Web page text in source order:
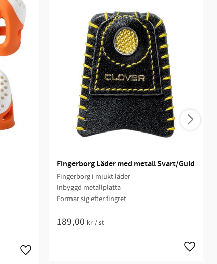
Fingerborg Läder med metall Svart/Guld
Fingerborg i mjukt läder
Inbyggd metallplatta
Formar sig efter fingret
189,00 kr /st